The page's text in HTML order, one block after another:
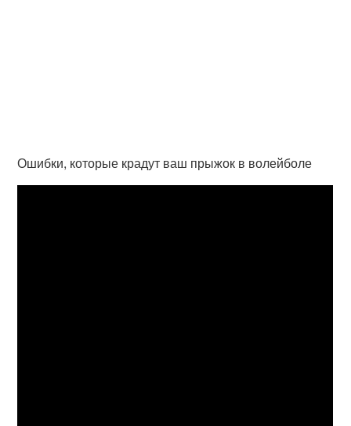
Ошибки, которые крадут ваш прыжок в волейболе